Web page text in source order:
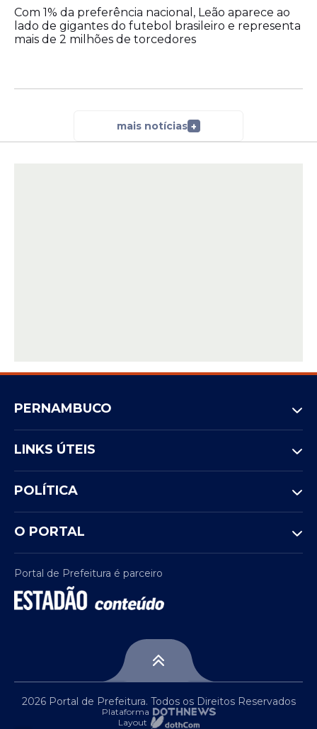
Com 1% da preferência nacional, Leão aparece ao
lado de gigantes do futebol brasileiro e representa
mais de 2 milhões de torcedores
mais notícias +
PERNAMBUCO
LINKS ÚTEIS
POLÍTICA
O PORTAL
Portal de Prefeitura é parceiro
2026 Portal de Prefeitura. Todos os Direitos Reservados
Plataforma
Layout